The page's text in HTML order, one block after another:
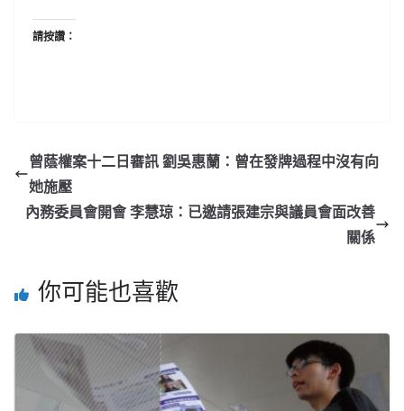
請按讚：
曾蔭權案十二日審訊 劉吳惠蘭：曾在發牌過程中沒有向
她施壓
內務委員會開會 李慧琼：已邀請張建宗與議員會面改善
關係
你可能也喜歡